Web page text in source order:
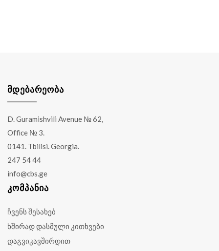
ᲛᲓᲔᲑᲐᲠᲔᲝᲑᲐ
D. Guramishvili Avenue № 62,
Office № 3.
0141. Tbilisi. Georgia.
247 54 44
info@cbs.ge
ᲙᲝᲛᲞᲐᲜᲘᲐ
ჩვენს შესახებ
ხშირად დასმული კითხვები
დაგვიკავშირდით